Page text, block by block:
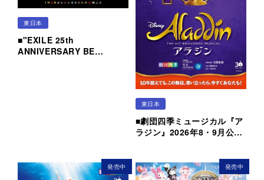
東日本
■"EXILE 25th
ANNIVERSARY BE…
東日本
■劇団四季ミュージカル『ア
ラジン』2026年8・9月公…
発売中 発売中